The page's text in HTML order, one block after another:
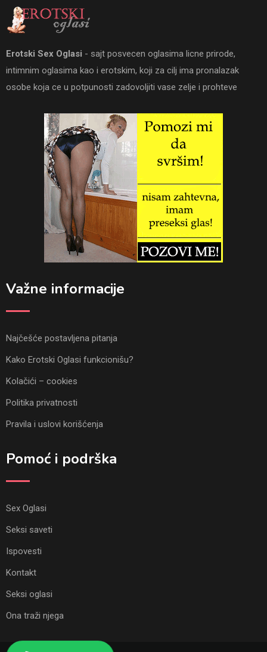
Erotski Sex Oglasi - sajt posvecen oglasima licne prirode,
intimnim oglasima kao i erotskim, koji za cilj ima pronalazak
osobe koja ce u potpunosti zadovoljiti vase zelje i prohteve
Važne informacije
Najčešće postavljena pitanja
Kako Erotski Oglasi funkcionišu?
Kolačići – cookies
Politika privatnosti
Pravila i uslovi korišćenja
Pomoć i podrška
Sex Oglasi
Seksi saveti
Ispovesti
Kontakt
Seksi oglasi
Ona traži njega